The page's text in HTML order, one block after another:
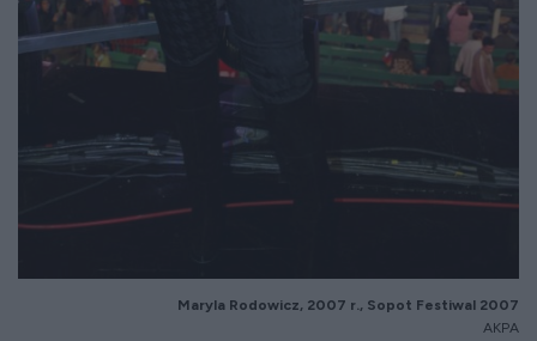
Maryla Rodowicz, 2007 r., Sopot Festiwal 2007
AKPA